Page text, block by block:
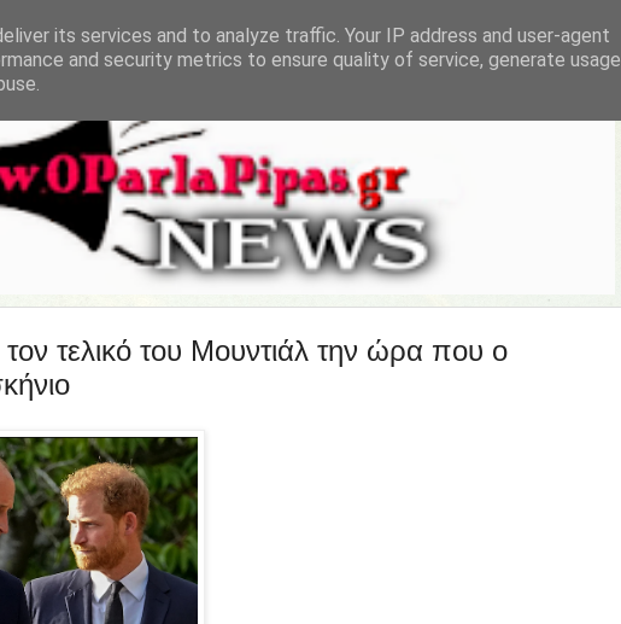
τελικό του Μουντιάλ την ώρα που ο
its services and to analyze traffic. Your IP address and user-agent
and security metrics to ensure quality of service, generate usage